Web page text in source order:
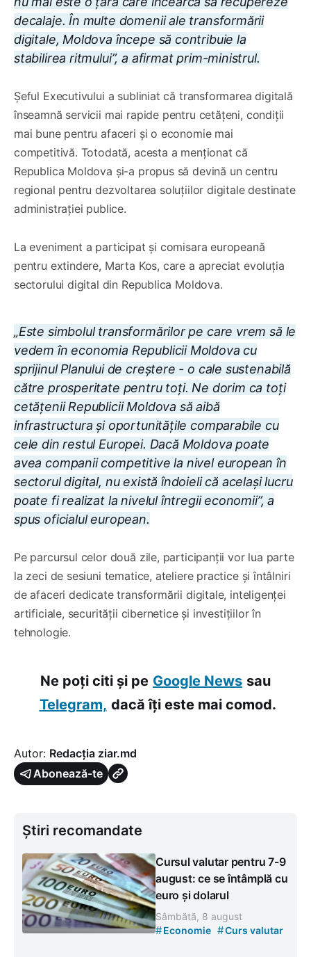
decalaje. În multe domenii ale transformării
digitale, Moldova începe să contribuie la
stabilirea ritmului”, a afirmat prim-ministrul.
Șeful Executivului a subliniat că transformarea digitală
înseamnă servicii mai rapide pentru cetățeni, condiții
mai bune pentru afaceri și o economie mai
competitivă. Totodată, acesta a menționat că
Republica Moldova și-a propus să devină un centru
regional pentru dezvoltarea soluțiilor digitale destinate
administrației publice.
La eveniment a participat și comisara europeană
pentru extindere, Marta Kos, care a apreciat evoluția
sectorului digital din Republica Moldova.
„Este simbolul transformărilor pe care vrem să le
vedem în economia Republicii Moldova cu
sprijinul Planului de creștere - o cale sustenabilă
către prosperitate pentru toți. Ne dorim ca toți
cetățenii Republicii Moldova să aibă
infrastructura și oportunitățile comparabile cu
cele din restul Europei. Dacă Moldova poate
avea companii competitive la nivel european în
sectorul digital, nu există îndoieli că același lucru
poate fi realizat la nivelul întregii economii”, a
spus oficialul european.
Pe parcursul celor două zile, participanții vor lua parte
la zeci de sesiuni tematice, ateliere practice și întâlniri
de afaceri dedicate transformării digitale, inteligenței
artificiale, securității cibernetice și investițiilor în
tehnologie.
Ne poți citi și pe Google News sau
Telegram, dacă îți este mai comod.
Autor: Redacția ziar.md
Abonează-te
Știri recomandate
Cursul valutar pentru 7-9
august: ce se întâmplă cu
euro și dolarul
Sâmbătă, 8 august
#Economie #Curs valutar